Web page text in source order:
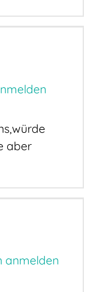
aber
anmelden